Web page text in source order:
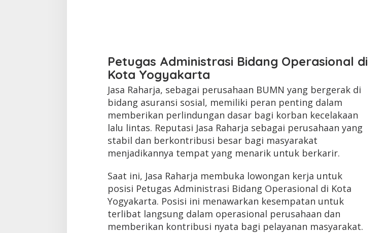
Petugas Administrasi Bidang Operasional di
Kota Yogyakarta
Jasa Raharja, sebagai perusahaan BUMN yang bergerak di
bidang asuransi sosial, memiliki peran penting dalam
memberikan perlindungan dasar bagi korban kecelakaan
lalu lintas. Reputasi Jasa Raharja sebagai perusahaan yang
stabil dan berkontribusi besar bagi masyarakat
menjadikannya tempat yang menarik untuk berkarir.
Saat ini, Jasa Raharja membuka lowongan kerja untuk
posisi Petugas Administrasi Bidang Operasional di Kota
Yogyakarta. Posisi ini menawarkan kesempatan untuk
terlibat langsung dalam operasional perusahaan dan
memberikan kontribusi nyata bagi pelayanan masyarakat.